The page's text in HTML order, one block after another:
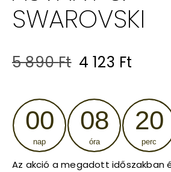
SWAROVSKI
5 890Ft Original
was:
5
890 Ft.
4 123 Ft
is:
4
00
nap
08
óra
20
perc
Az akció a megadott időszakban